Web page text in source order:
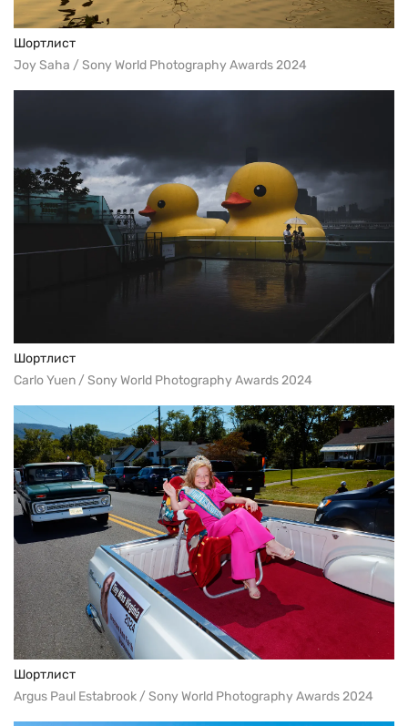
Шортлист
Joy Saha / Sony World Photography Awards 2024
Шортлист
Carlo Yuen / Sony World Photography Awards 2024
Шортлист
Argus Paul Estabrook / Sony World Photography Awards 2024